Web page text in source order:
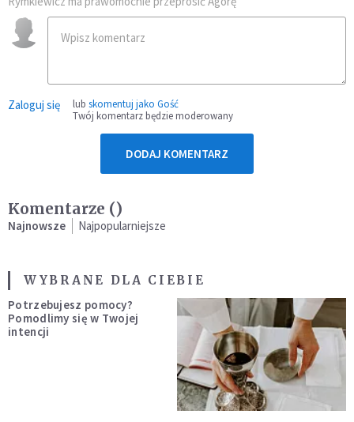
Zaloguj się lub skomentuj jako Gość
Twój komentarz będzie moderowany
DODAJ KOMENTARZ
Komentarze ()
Najnowsze Najpopularniejsze
WYBRANE DLA CIEBIE
Potrzebujesz pomocy?
Pomodlimy się w Twojej
intencji